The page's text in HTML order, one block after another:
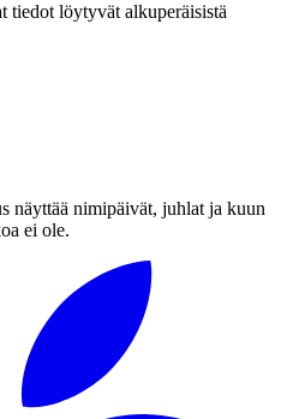
tiedot löytyvät alkuperäisistä
näyttää nimipäivät, juhlat ja kuun
ei ole.